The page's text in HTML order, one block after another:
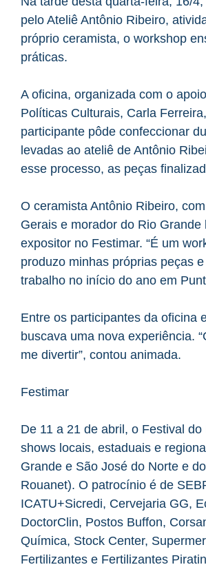
pelo Ateliê Antônio Ribeiro,
próprio ceramista, o workshop
práticas.
A oficina, organizada com o
Políticas Culturais, Carla
participante pôde confeccionar
levadas ao ateliê de Antônio
esse processo, as peças
O ceramista Antônio Ribeiro,
Gerais e morador do Rio
expositor no Festimar. “É um
produzo minhas próprias peças
trabalho no início do ano em
Entre os participantes da oficina
buscava uma nova experiência.
me divertir”, contou animada.
Festimar
De 11 a 21 de abril, o Festival
shows locais, estaduais e
Grande e São José do Norte e
Rouanet). O patrocínio é de
ICATU+Sicredi, Cervejaria GG,
DoctorClin, Postos Buffon,
Química, Stock Center,
Fertilizantes e Fertilizantes